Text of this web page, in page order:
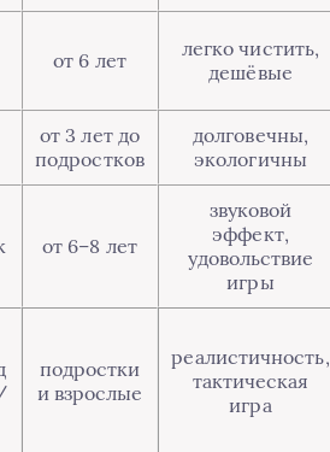
от 6 лет
легко чистить,
дешёвые
от 3 лет до
подростков
долговечны,
экологичны
от 6–8 лет
звуковой
эффект,
удовольствие
игры
подростки
и взрослые
реалистичность,
тактическая
игра